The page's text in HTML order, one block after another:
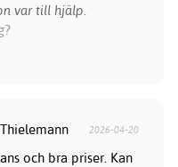
var till hjälp.
2026-04-20
och bra priser. Kan